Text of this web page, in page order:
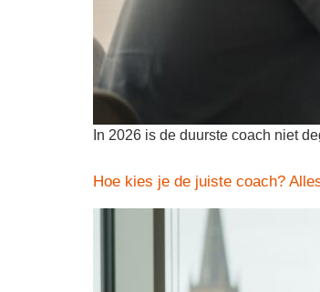
In 2026 is de duurste coach niet
Hoe kies je de juiste coach?